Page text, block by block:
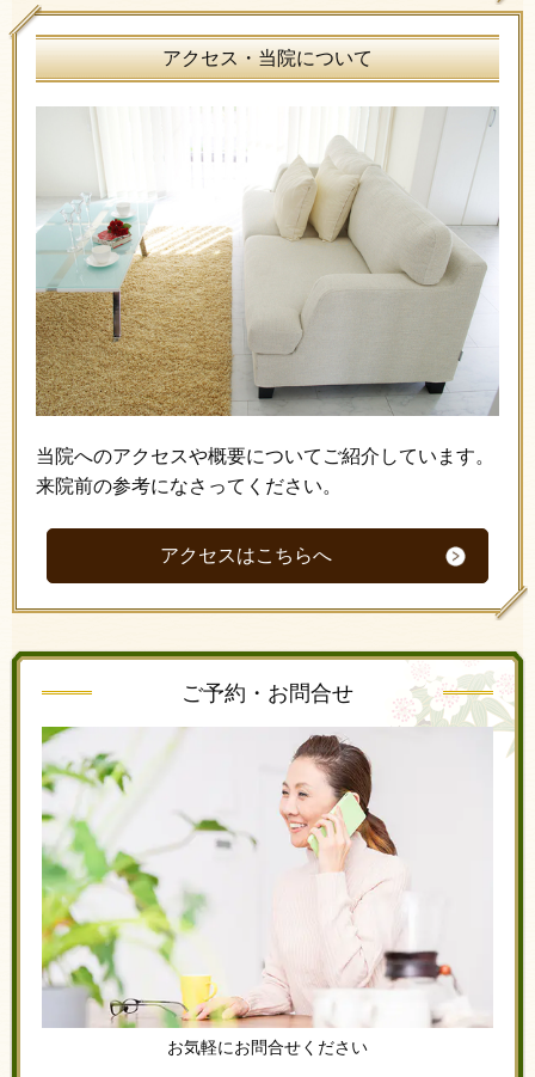
アクセス・当院について
当院へのアクセスや概要についてご紹介しています。
来院前の参考になさってください。
アクセスはこちらへ
ご予約・お問合せ
お気軽にお問合せください